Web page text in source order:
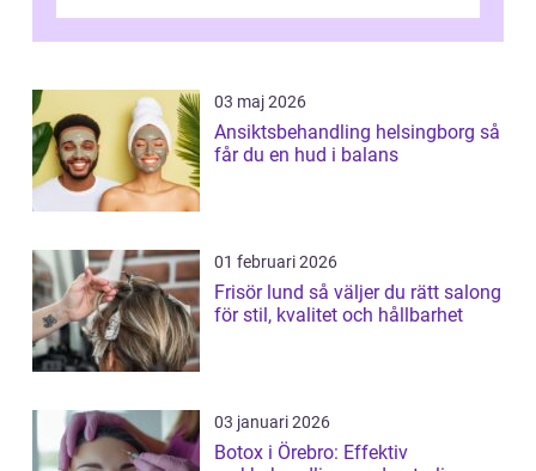
03 maj 2026
Ansiktsbehandling helsingborg så
får du en hud i balans
01 februari 2026
Frisör lund så väljer du rätt salong
för stil, kvalitet och hållbarhet
03 januari 2026
Botox i Örebro: Effektiv